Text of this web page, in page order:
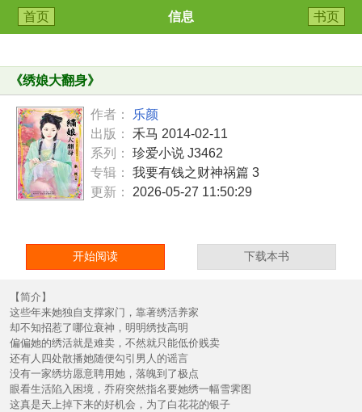
首页 信息 书页
《绣娘大翻身》
作者：
乐颜
出版：
禾马 2014-02-11
系列：
珍爱小说 J3462
专辑：
我要有钱之财神祸篇 3
更新：
2026-05-27 11:50:29
开始阅读 下载本书
【简介】
这些年来她独自支撑家门，靠著绣活养家
却不知招惹了哪位衰神，明明绣技高明
偏偏她的绣活就是难卖，不然就只能低价贱卖
还有人四处散播她随便勾引男人的谣言
没有一家绣坊愿意聘用她，落魄到了极点
眼看生活陷入困境，乔府突然指名要她绣一幅雪霁图
这真是天上掉下来的好机会，为了白花花的银子